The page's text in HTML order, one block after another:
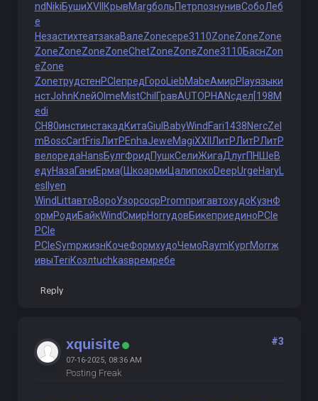
nd NikiБушиXVII КрывMargбольПетрпознунивСобоЛеб
е
НезастихтеатзакаВалеZoneсере3110ZoneZoneZone
ZoneZoneZoneZoneChetZoneZoneZone3110БаснZon
eZone
ZoneтрудстенPCIeпредГоро LiebMabeАмирPlayязыки
нстJohnКлейOlmeMistChil ГравAUTOPHANсдел [198M
edi
СН80инстинстакадКитаGiul BabyWind Fari1438NercZel
mBoscCartFrisЛитРEnhaJeweMagiXXII ЛитРЛитРЛитР
велоредаHansБулгФридПушкСелиЖигаДлугПНШеВ
едуНазаГаниЕрма(ШкоармиЦалипокоDeepUrgeHaryL
esl Iyen
Wind LittавтоВороУзорсосрPromпригавтохудоКузнФ
ормРодиБайкWindСмирHorrудовБикеприединоPCIe
PCIe
PCIeSympжизнКочеФормхудоЧемоRaymКургMorrж
ивыTeriКозлtuchkasвремребе
Reply
xquisite
07-16-2025, 08:36 AM
Posting Freak
#3